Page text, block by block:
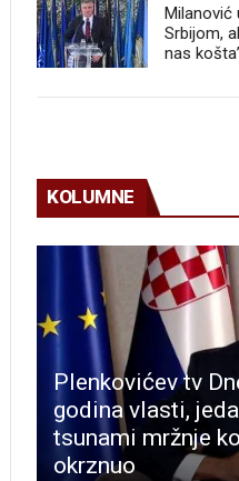
Milanović
Srbijom,
nas
KOLUMNE
Plenkovićev tv
godina vlasti,
tsunami mržnje
okrznuo